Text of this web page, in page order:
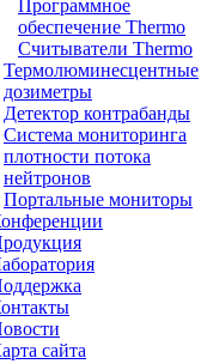
Программное
обеспечение Thermo
Считыватели Thermo
Термолюминесцентные
дозиметры
Детектор контрабанды
Система мониторинга
плотности потока
нейтронов
Портальные мониторы
сайта